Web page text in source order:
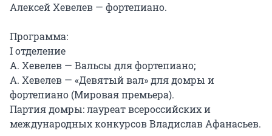
Алексей Хевелев — фортепиано.
Программа:
I отделение
А. Хевелев — Вальсы для фортепиано;
А. Хевелев — «Девятый вал» для домры и
фортепиано (Мировая премьера).
Партия домры: лауреат всероссийских и
международных конкурсов Владислав Афанасьев.